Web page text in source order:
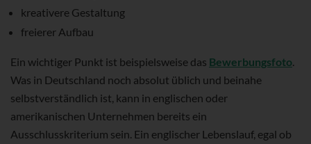
kreativere Gestaltung
freierer Aufbau
Ein wichtiger Punkt ist beispielsweise das Bewerbungsfoto.
Was in Deutschland noch absolut üblich und beinahe
selbstverständlich ist, kann in englischen oder
amerikanischen Unternehmen bereits ein
Ausschlusskriterium sein. Ein englischer Lebenslauf, egal ob